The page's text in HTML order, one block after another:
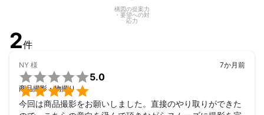
構図の提案力
・要望への対
応力
2件
NY 様


5.0
商品撮影・物撮り
7か月前
今回は商品撮影をお願いしました。直接のやり取りができた